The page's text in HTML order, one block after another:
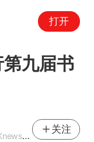
打开
九届书
方网易号
关注